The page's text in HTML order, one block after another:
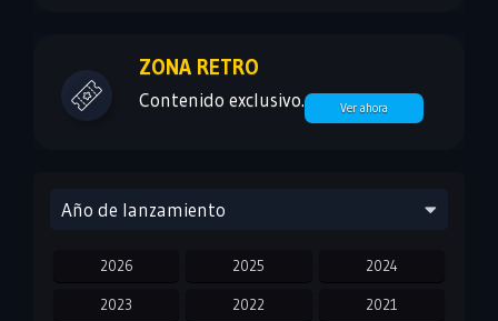
ZONA RETRO
Contenido exclusivo. Ver ahora
Año de lanzamiento
2026 2025 2024
2023 2022 2021